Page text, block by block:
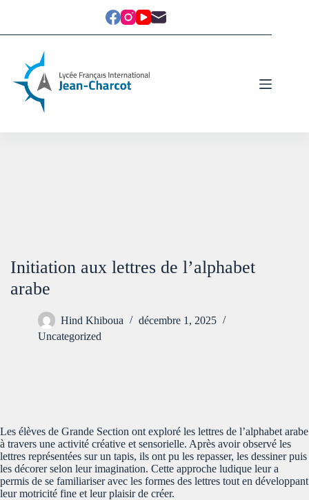
Initiation aux lettres de l’alphabet
arabe
Hind Khiboua
décembre 1, 2025
Uncategorized
Les élèves de Grande Section ont exploré les lettres de l’alphabet arabe
à travers une activité créative et sensorielle. Après avoir observé les
lettres représentées sur un tapis, ils ont pu les repasser, les dessiner puis
les décorer selon leur imagination. Cette approche ludique leur a
permis de se familiariser avec les formes des lettres tout en développant
leur motricité fine et leur plaisir de créer.